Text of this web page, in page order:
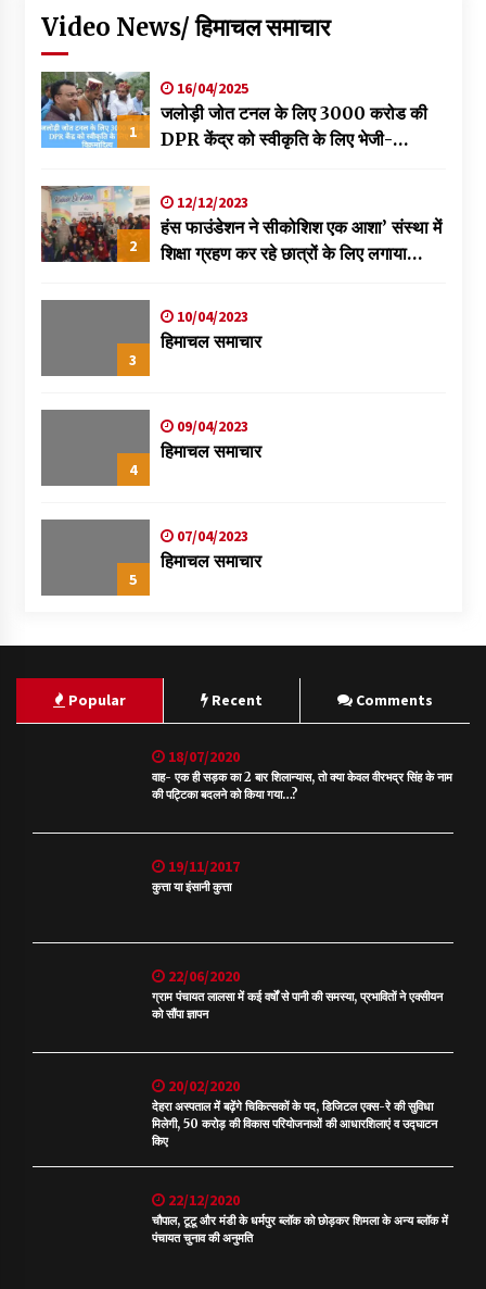
Video News/ हिमाचल समाचार
1
16/04/2025
जलोड़ी जोत टनल के लिए 3000 करोड की
DPR केंद्र को स्वीकृति के लिए भेजी-
2
12/12/2023
हंस फाउंडेशन ने सीकोशिश एक आशा’ संस्था में
शिक्षा ग्रहण कर रहे छात्रों के लिए लगाया
3
10/04/2023
हिमाचल समाचार
4
09/04/2023
हिमाचल समाचार
5
07/04/2023
हिमाचल समाचार
Popular Recent Comments
18/07/2020
वाह- एक ही सड़क का 2 बार शिलान्यास, तो क्या केवल वीरभद्र सिंह के नाम
की पट्टिका बदलने को किया गया…?
19/11/2017
कुत्ता या इंसानी कुत्ता
22/06/2020
ग्राम पंचायत लालसा में कई वर्षों से पानी की समस्या, प्रभावितों ने एक्सीयन
को सौंपा ज्ञापन
20/02/2020
देहरा अस्पताल में बढ़ेंगे चिकित्सकों के पद, डिजिटल एक्स-रे की सुविधा
मिलेगी, 50 करोड़ की विकास परियोजनाओं की आधारशिलाएं व उद्घाटन
किए
22/12/2020
चौपाल, टूटू और मंडी के धर्मपुर ब्लॉक को छोड़कर शिमला के अन्य ब्लॉक में
पंचायत चुनाव की अनुमति